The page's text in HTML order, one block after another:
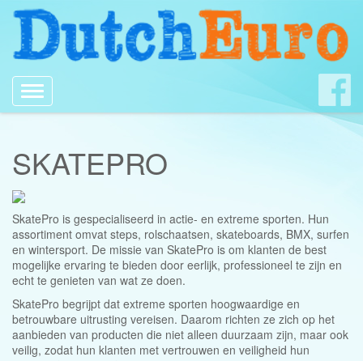
Toggle
navigation
SKATEPRO
SkatePro is gespecialiseerd in actie- en extreme sporten. Hun
assortiment omvat steps, rolschaatsen, skateboards, BMX, surfen
en wintersport. De missie van SkatePro is om klanten de best
mogelijke ervaring te bieden door eerlijk, professioneel te zijn en
echt te genieten van wat ze doen.
SkatePro begrijpt dat extreme sporten hoogwaardige en
betrouwbare uitrusting vereisen. Daarom richten ze zich op het
aanbieden van producten die niet alleen duurzaam zijn, maar ook
veilig, zodat hun klanten met vertrouwen en veiligheid hun